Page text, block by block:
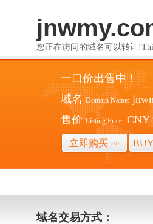
您正在访问的域名可以转让
一口价出售中！
域名 Domain Name:
售价 Listing Price: CNY
立即购买 >>
域名交易方式：